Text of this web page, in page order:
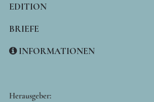
EDITION
BRIEFE
INFORMATIONEN
Herausgeber: